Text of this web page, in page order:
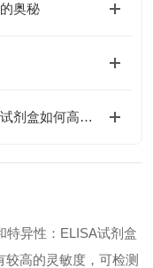
奥秘
牛类生物实验精准检测工具：牛ELISA试剂盒如何高效完成牛源样本目标蛋白定量分析？
特异性：ELISA试剂盒
高的灵敏度，可检测